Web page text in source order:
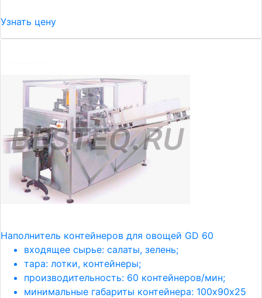
Узнать цену
Наполнитель контейнеров для овощей GD 60
входящее сырье: салаты, зелень;
тара: лотки, контейнеры;
производительность: 60 контейнеров/мин;
минимальные габариты контейнера: 100х90х25